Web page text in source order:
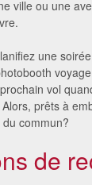
ville ou une
une
vol
prêts à
commun?
de